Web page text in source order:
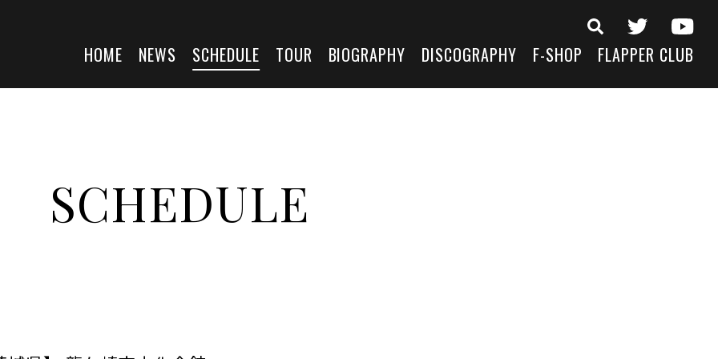
HOME NEWS SCHEDULE TOUR BIOGRAPHY DISCOGRAPHY F-SHOP FLAPPER CLUB
SCHEDULE